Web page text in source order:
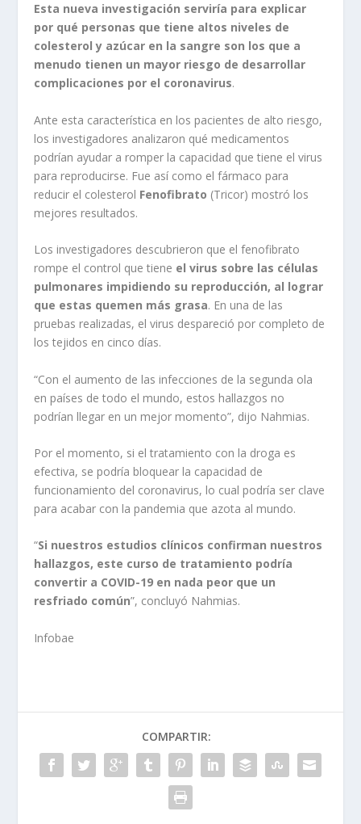
Esta nueva investigación serviría para explicar
por qué personas que tiene altos niveles de
colesterol y azúcar en la sangre son los que a
menudo tienen un mayor riesgo de desarrollar
complicaciones por el coronavirus.
Ante esta característica en los pacientes de alto riesgo,
los investigadores analizaron qué medicamentos
podrían ayudar a romper la capacidad que tiene el virus
para reproducirse. Fue así como el fármaco para
reducir el colesterol Fenofibrato (Tricor) mostró los
mejores resultados.
Los investigadores descubrieron que el fenofibrato
rompe el control que tiene el virus sobre las células
pulmonares impidiendo su reproducción, al lograr
que estas quemen más grasa. En una de las
pruebas realizadas, el virus despareció por completo de
los tejidos en cinco días.
“Con el aumento de las infecciones de la segunda ola
en países de todo el mundo, estos hallazgos no
podrían llegar en un mejor momento”, dijo Nahmias.
Por el momento, si el tratamiento con la droga es
efectiva, se podría bloquear la capacidad de
funcionamiento del coronavirus, lo cual podría ser clave
para acabar con la pandemia que azota al mundo.
“Si nuestros estudios clínicos confirman nuestros
hallazgos, este curso de tratamiento podría
convertir a COVID-19 en nada peor que un
resfriado común”, concluyó Nahmias.
Infobae
COMPARTIR: